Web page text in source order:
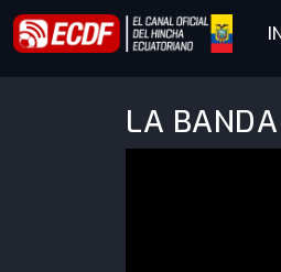
LA BANDA